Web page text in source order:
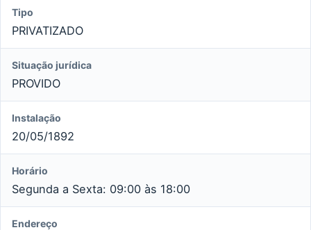
Tipo
PRIVATIZADO
Situação jurídica
PROVIDO
Instalação
20/05/1892
Horário
Segunda a Sexta: 09:00 às 18:00
Endereço